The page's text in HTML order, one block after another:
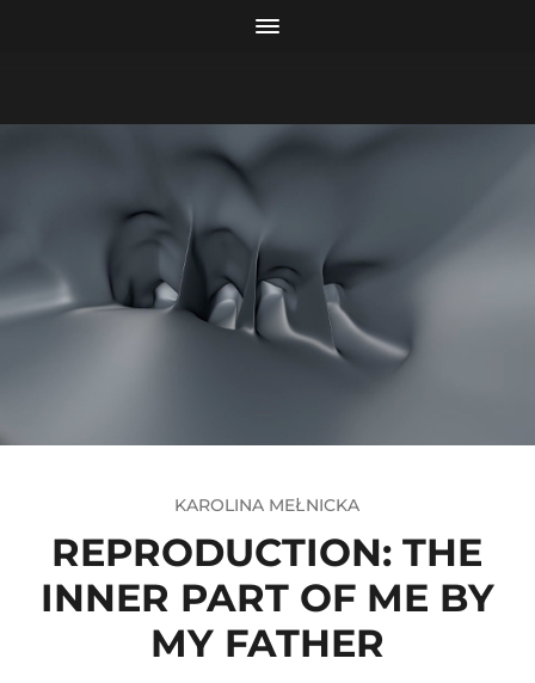
KAROLINA MEŁNICKA
REPRODUCTION: THE
INNER PART OF ME BY
MY FATHER